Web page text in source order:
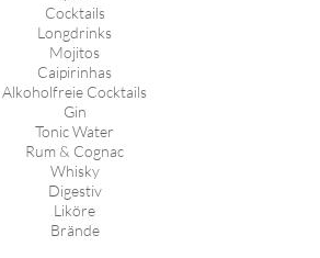
Cocktails
Longdrinks
Mojitos
Caipirinhas
Alkoholfreie Cocktails
Gin
Tonic Water
Rum & Cognac
Whisky
Digestiv
Liköre
Brände